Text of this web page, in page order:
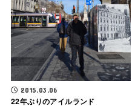
2015.03.06
22年ぶりのアイルランド